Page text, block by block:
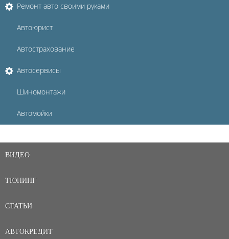
Ремонт авто своими руками
Автоюрист
Автострахование
Автосервисы
Шиномонтажи
Автомойки
ВИДЕО
ТЮНИНГ
СТАТЬИ
АВТОКРЕДИТ